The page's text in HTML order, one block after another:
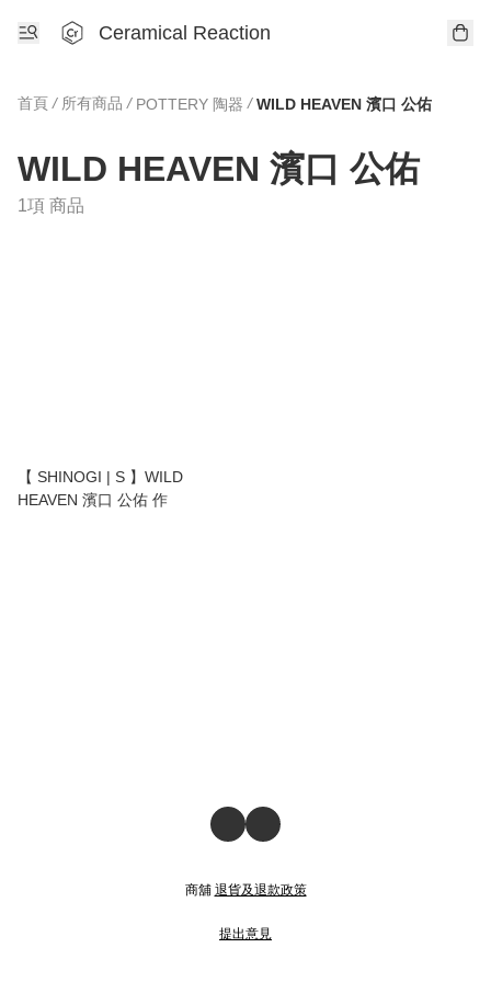
Ceramical Reaction
首頁 / 所有商品 / POTTERY 陶器 / WILD HEAVEN 濱口 公佑
WILD HEAVEN 濱口 公佑
1項 商品
【 SHINOGI | S 】WILD
HEAVEN 濱口 公佑 作
商舖 退貨及退款政策
提出意見